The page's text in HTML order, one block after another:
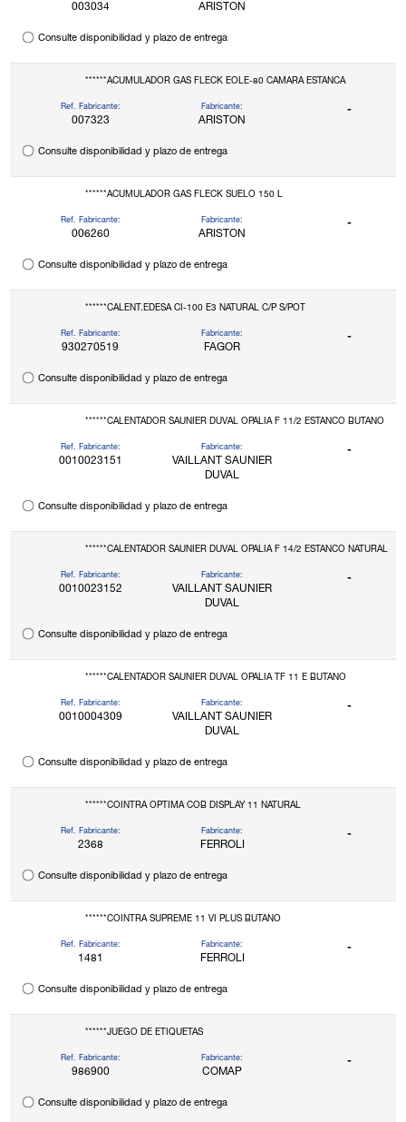
003034 ARISTON
Consulte disponibilidad y plazo de entrega
******ACUMULADOR GAS FLECK EOLE-80 CAMARA ESTANCA
Ref. Fabricante:
007323
Fabricante:
ARISTON
-
Consulte disponibilidad y plazo de entrega
******ACUMULADOR GAS FLECK SUELO 150 L
Ref. Fabricante:
006260
Fabricante:
ARISTON
-
Consulte disponibilidad y plazo de entrega
******CALENT.EDESA CI-100 E3 NATURAL C/P S/POT
Ref. Fabricante:
930270519
Fabricante:
FAGOR
-
Consulte disponibilidad y plazo de entrega
******CALENTADOR SAUNIER DUVAL OPALIA F 11/2 ESTANCO BUTANO
Ref. Fabricante:
0010023151
Fabricante:
VAILLANT SAUNIER
DUVAL
-
Consulte disponibilidad y plazo de entrega
******CALENTADOR SAUNIER DUVAL OPALIA F 14/2 ESTANCO NATURAL
Ref. Fabricante:
0010023152
Fabricante:
VAILLANT SAUNIER
DUVAL
-
Consulte disponibilidad y plazo de entrega
******CALENTADOR SAUNIER DUVAL OPALIA TF 11 E BUTANO
Ref. Fabricante:
0010004309
Fabricante:
VAILLANT SAUNIER
DUVAL
-
Consulte disponibilidad y plazo de entrega
******COINTRA OPTIMA COB DISPLAY 11 NATURAL
Ref. Fabricante:
2368
Fabricante:
FERROLI
-
Consulte disponibilidad y plazo de entrega
******COINTRA SUPREME 11 VI PLUS BUTANO
Ref. Fabricante:
1481
Fabricante:
FERROLI
-
Consulte disponibilidad y plazo de entrega
******JUEGO DE ETIQUETAS
Ref. Fabricante:
986900
Fabricante:
COMAP
-
Consulte disponibilidad y plazo de entrega